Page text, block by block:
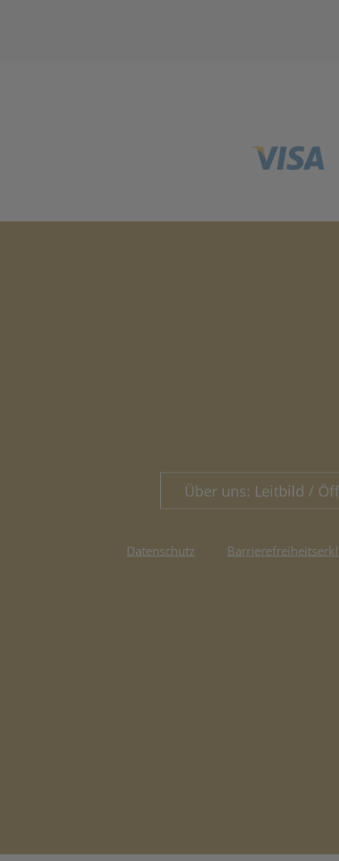
Über uns: Leitbild /
Datenschutz